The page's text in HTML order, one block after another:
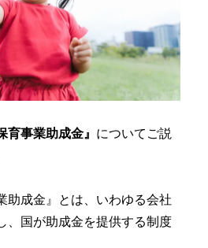
育事業助成金』 についてご説
助成金』とは、いわゆる会社
、国が助成金を提供する制度